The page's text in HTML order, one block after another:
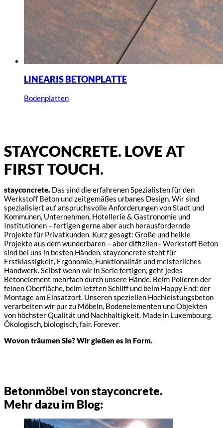
LINEARIS BETONPLATTE
Bodenplatten
STAYCONCRETE. LOVE AT
FIRST TOUCH.
stayconcrete. Das sind die erfahrenen Spezialisten für den
Werkstoff Beton und zeitgemäßes urbanes Design. Wir sind
spezialisiert auf anspruchsvolle Anforderungen von Stadt und
Kommunen, Unternehmen, Hotellerie & Gastronomie und
Institutionen – fertigen gerne aber auch herausfordernde
Projekte für Privatkunden. Kurz gesagt: Große und heikle
Projekte aus dem wunderbaren – aber diffizilen– Werkstoff Beton
sind bei uns in besten Händen. stayconcrete steht für
Erstklassigkeit, Ergonomie, Funktionalität und meisterliches
Handwerk. Selbst wenn wir in Serie fertigen, geht jedes
Betonelement mehrfach durch unsere Hände. Beim Polieren der
feinen Oberfläche, beim letzten Schliff und beim Happy End: der
Montage am Einsatzort. Unseren speziellen Hochleistungsbeton
verarbeiten wir pur zu Möbeln, Bodenelementen und Objekten
von höchster Qualität und Nachhaltigkeit. Made in Luxembourg.
Ökologisch, biologisch, fair. Forever.
Wovon träumen Sie? Wir gießen es in Form.
Betonmöbel von stayconcrete.
Mehr dazu im Blog: